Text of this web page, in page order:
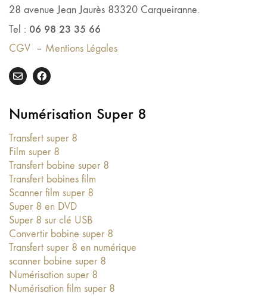
28 avenue Jean Jaurès 83320 Carqueiranne.
Tel : 06 98 23 35 66
CGV – Mentions Légales
Numérisation Super 8
Transfert super 8
Film super 8
Transfert bobine super 8
Transfert bobines film
Scanner film super 8
Super 8 en DVD
Super 8 sur clé USB
Convertir bobine super 8
Transfert super 8 en numérique
scanner bobine super 8
Numérisation super 8
Numérisation film super 8